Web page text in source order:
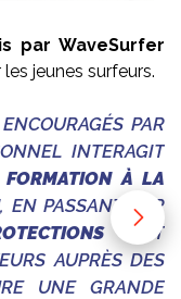
par WaveSurfer
les jeunes surfeurs.
PAR
INTERAGIT
À LA
, EN PASSANT PAR
ET
AUPRÈS DES
UNE GRANDE